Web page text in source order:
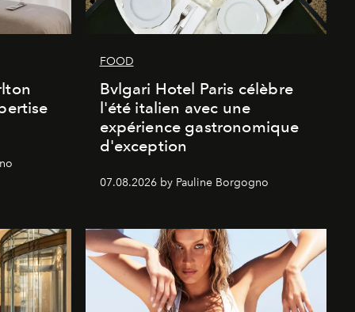
FOOD
Bvlgari Hotel Paris célèbre
l'été italien avec une
expérience gastronomique
d'exception
07.08.2026 by Pauline Borgogno